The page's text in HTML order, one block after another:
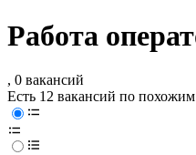
Работа
, 0 вакансий
Есть 12 вакансий по